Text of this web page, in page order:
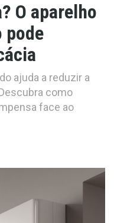
O aparelho
pode
ajuda a reduzir a
como
face ao